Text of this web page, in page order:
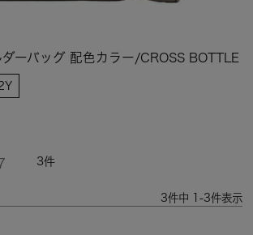
ーバッグ 配色カラー/CROSS BOTTLE
3
3件中 1 -3件表示